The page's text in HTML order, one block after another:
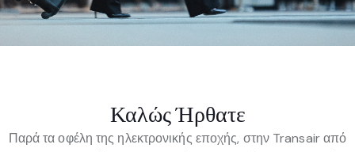
Καλώς Ήρθατε
Παρά τα οφέλη της ηλεκτρονικής εποχής, στην Transair από